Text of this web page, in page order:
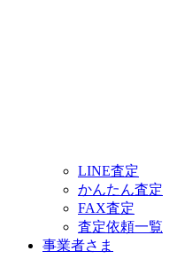
LINE査定
かんたん査定
FAX査定
査定依頼一覧
事業者さま